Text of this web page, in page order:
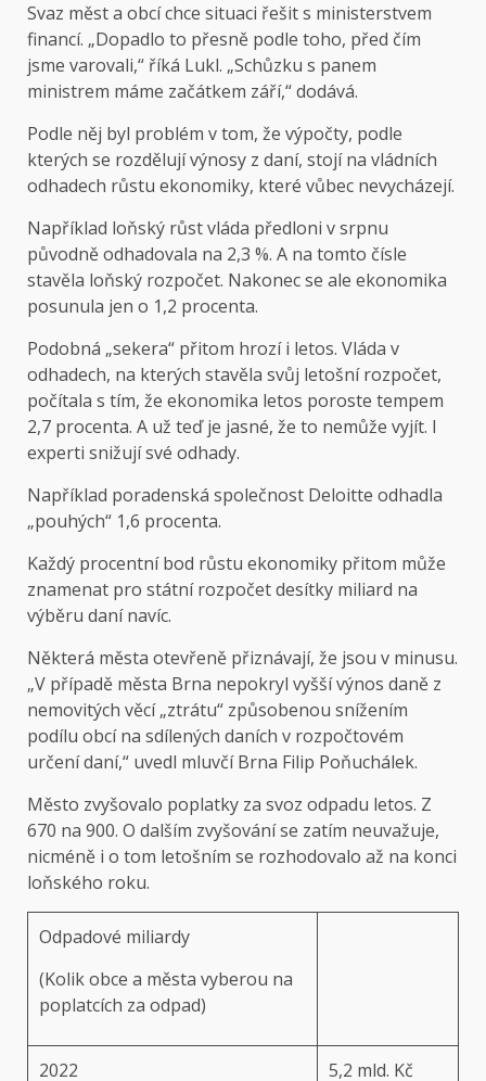
Svaz měst a obcí chce situaci řešit s ministerstvem
financí. „Dopadlo to přesně podle toho, před čím
jsme varovali,“ říká Lukl. „Schůzku s panem
ministrem máme začátkem září,“ dodává.
Podle něj byl problém v tom, že výpočty, podle
kterých se rozdělují výnosy z daní, stojí na vládních
odhadech růstu ekonomiky, které vůbec nevycházejí.
Například loňský růst vláda předloni v srpnu
původně odhadovala na 2,3 %. A na tomto čísle
stavěla loňský rozpočet. Nakonec se ale ekonomika
posunula jen o 1,2 procenta.
Podobná „sekera“ přitom hrozí i letos. Vláda v
odhadech, na kterých stavěla svůj letošní rozpočet,
počítala s tím, že ekonomika letos poroste tempem
2,7 procenta. A už teď je jasné, že to nemůže vyjít. I
experti snižují své odhady.
Například poradenská společnost Deloitte odhadla
„pouhých“ 1,6 procenta.
Každý procentní bod růstu ekonomiky přitom může
znamenat pro státní rozpočet desítky miliard na
výběru daní navíc.
Některá města otevřeně přiznávají, že jsou v minusu.
„V případě města Brna nepokryl vyšší výnos daně z
nemovitých věcí „ztrátu“ způsobenou snížením
podílu obcí na sdílených daních v rozpočtovém
určení daní,“ uvedl mluvčí Brna Filip Poňuchálek.
Město zvyšovalo poplatky za svoz odpadu letos. Z
670 na 900. O dalším zvyšování se zatím neuvažuje,
nicméně i o tom letošním se rozhodovalo až na konci
loňského roku.
Odpadové miliardy
(Kolik obce a města vyberou na
poplatcích za odpad)
2022 5,2 mld. Kč